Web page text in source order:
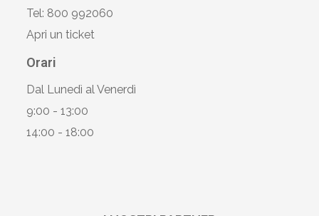
Tel: 800 992060
Apri un ticket
Orari
Dal Lunedì al Venerdì
9:00 - 13:00
14:00 - 18:00